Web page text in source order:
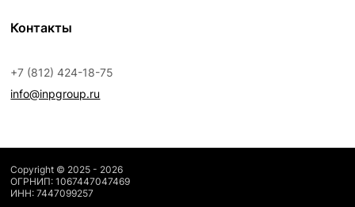
Контакты
+7 (812) 424-18-75
info@inpgroup.ru
Copyright © 2025 - 2026
ОГРНИП: 1067447047469
ИНН: 7447099257